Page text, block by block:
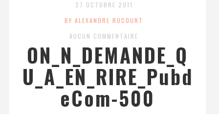
27 OCTOBRE 2011
BY ALEXANDRE ROCOURT
AUCUN COMMENTAIRE
ON_N_DEMANDE_Q
U_A_EN_RIRE_Pubd
eCom-500